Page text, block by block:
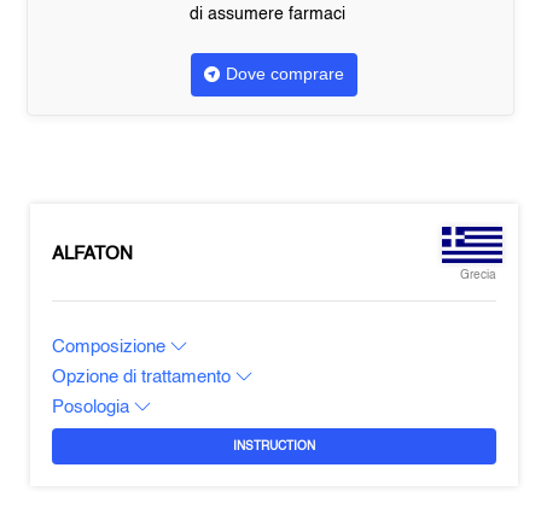
di assumere farmaci
Dove comprare
ALFATON
Grecia
Composizione
Opzione di trattamento
Posologia
INSTRUCTION